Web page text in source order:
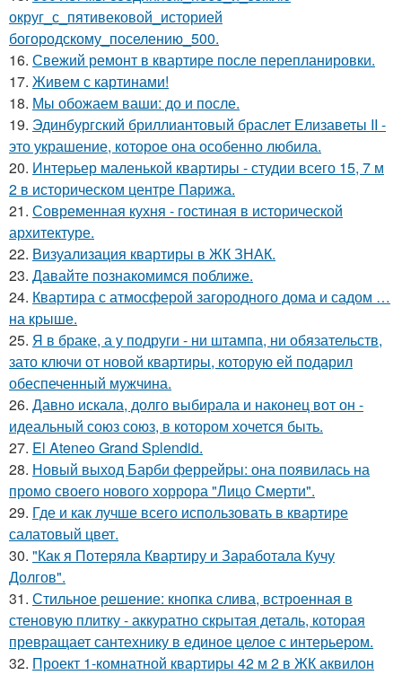
округ_с_пятивековой_историей
богородскому_поселению_500.
16. Свежий ремонт в квартире после перепланировки.
17. Живем с картинами!
18. Мы обожаем ваши: до и после.
19. Эдинбургский бриллиантовый браслет Елизаветы II -
это украшение, которое она особенно любила.
20. Интерьер маленькой квартиры - студии всего 15, 7 м
2 в историческом центре Парижа.
21. Современная кухня - гостиная в исторической
архитектуре.
22. Визуализация квартиры в ЖК ЗНАК.
23. Давайте познакомимся поближе.
24. Квартира с атмосферой загородного дома и садом …
на крыше.
25. Я в браке, а у подруги - ни штампа, ни обязательств,
зато ключи от новой квартиры, которую ей подарил
обеспеченный мужчина.
26. Давно искала, долго выбирала и наконец вот он -
идеальный союз союз, в котором хочется быть.
27. El Ateneo Grand Splendid.
28. Новый выход Барби феррейры: она появилась на
промо своего нового хоррора "Лицо Смерти".
29. Где и как лучше всего использовать в квартире
салатовый цвет.
30. "Как я Потеряла Квартиру и Заработала Кучу
Долгов".
31. Стильное решение: кнопка слива, встроенная в
стеновую плитку - аккуратно скрытая деталь, которая
превращает сантехнику в единое целое с интерьером.
32. Проект 1-комнатной квартиры 42 м 2 в ЖК аквилон